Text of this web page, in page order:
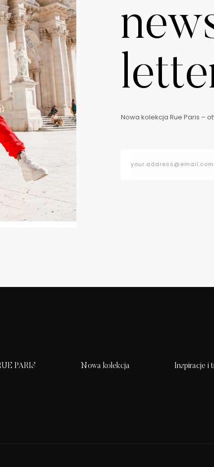
Nowa kolekcja Rue Paris –
PARIS Nowa kolekcja Inspiracje i